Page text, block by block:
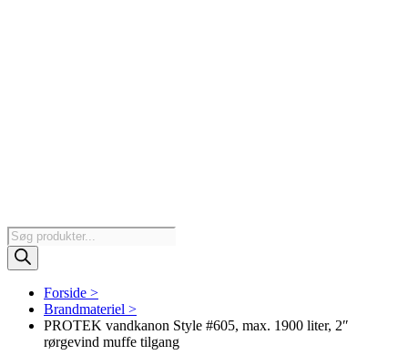
Products
search
Forside >
Brandmateriel >
PROTEK vandkanon Style #605, max. 1900 liter, 2″
rørgevind muffe tilgang